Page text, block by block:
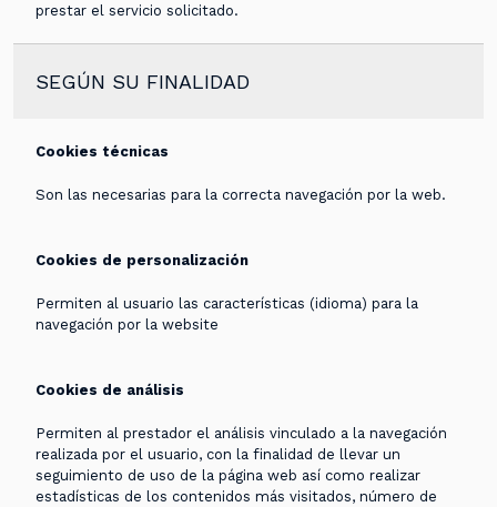
prestar el servicio solicitado.
SEGÚN SU FINALIDAD
Cookies técnicas
Son las necesarias para la correcta navegación por la web.
Cookies de personalización
Permiten al usuario las características (idioma) para la
navegación por la website
Cookies de análisis
Permiten al prestador el análisis vinculado a la navegación
realizada por el usuario, con la finalidad de llevar un
seguimiento de uso de la página web así como realizar
estadísticas de los contenidos más visitados, número de